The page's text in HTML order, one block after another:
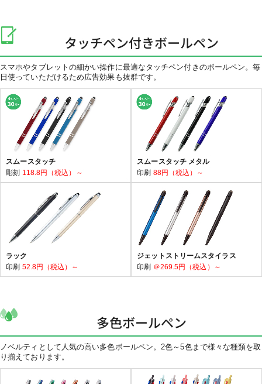
タッチペン付きボールペン
スマホやタブレットの細かい操作に最適なタッチペン付きのボールペン。毎
日使っていただけるため広告効果も抜群です。
スムースタッチ
彫刻 118.8円（税込）～
スムースタッチ メタル
印刷 88円（税込）～
ラック
印刷 52.8円（税込）～
ジェットストリームスタイラス
印刷 ＠269.5円（税込）～
多色ボールペン
ノベルティとして人気の高い多色ボールペン。2色～5色まで様々な種類を取
り揃えております。